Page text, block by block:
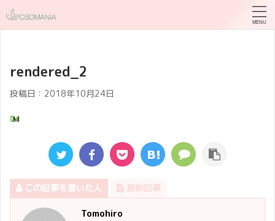
rendered_2
投稿日： 2018年10月24日
この記事を書いた人 最新記事
Tomohiro